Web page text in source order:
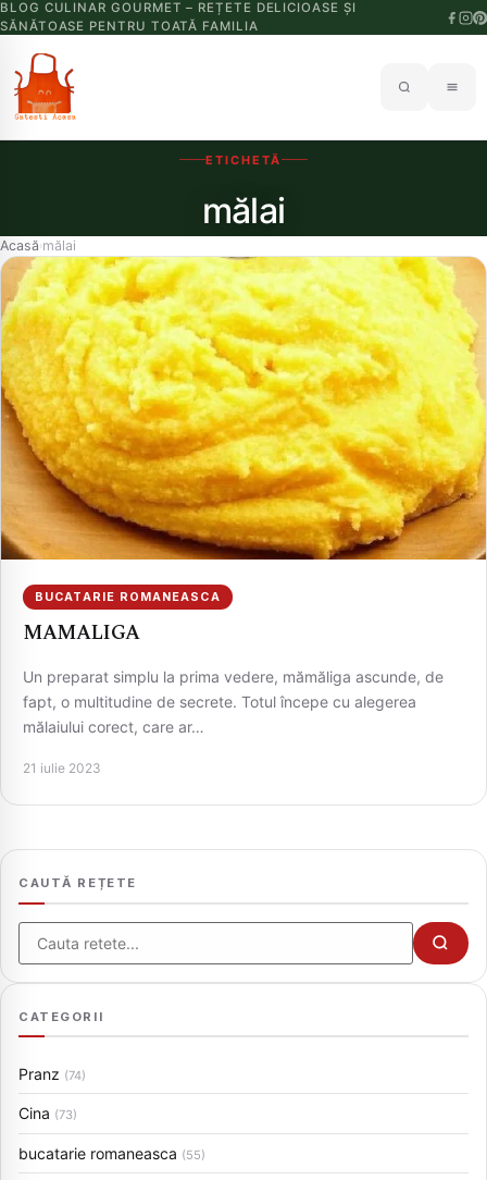
BLOG CULINAR GOURMET – REȚETE DELICIOASE ȘI
SĂNĂTOASE PENTRU TOATĂ FAMILIA
ETICHETĂ
mălai
Acasă›mălai
BUCATARIE ROMANEASCA
MAMALIGA
Un preparat simplu la prima vedere, mămăliga ascunde, de
fapt, o multitudine de secrete. Totul începe cu alegerea
mălaiului corect, care ar…
21 iulie 2023
CAUTĂ REȚETE
Cauta
CATEGORII
Pranz (74)
Cina (73)
bucatarie romaneasca (55)